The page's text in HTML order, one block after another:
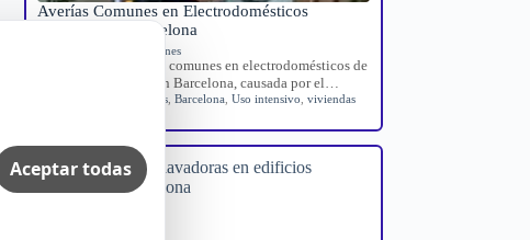
Averías Comunes en Electrodomésticos
Turísticos en Barcelona
Averías domésticas comunes
Guía sobre las averías comunes en electrodomésticos de
viviendas turísticas en Barcelona, causada por el…
Averías electrodomésticos ,Barcelona ,Uso intensivo ,viviendas
Aceptar todas